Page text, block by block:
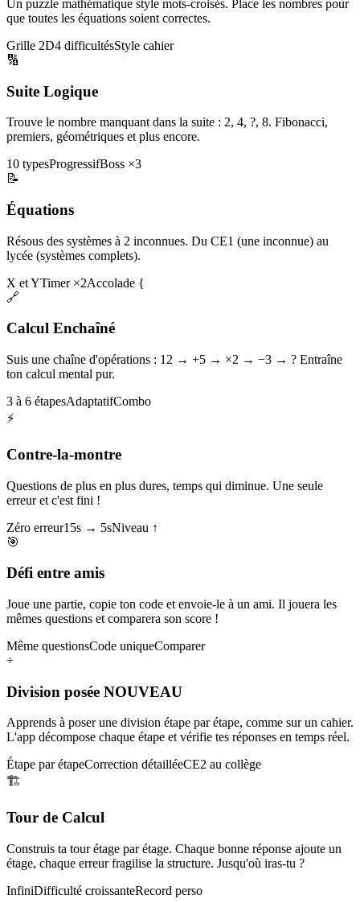
Un puzzle mathématique style mots-croisés. Place les nombres pour
que toutes les équations soient correctes.
Grille 2D4 difficultésStyle cahier
🔢
Suite Logique
Trouve le nombre manquant dans la suite : 2, 4, ?, 8. Fibonacci,
premiers, géométriques et plus encore.
10 typesProgressifBoss ×3
📝
Équations
Résous des systèmes à 2 inconnues. Du CE1 (une inconnue) au
lycée (systèmes complets).
X et YTimer ×2Accolade {
🔗
Calcul Enchaîné
Suis une chaîne d'opérations : 12 → +5 → ×2 → −3 → ? Entraîne
ton calcul mental pur.
3 à 6 étapesAdaptatifCombo
⚡
Contre-la-montre
Questions de plus en plus dures, temps qui diminue. Une seule
erreur et c'est fini !
Zéro erreur15s → 5sNiveau ↑
🎯
Défi entre amis
Joue une partie, copie ton code et envoie-le à un ami. Il jouera les
mêmes questions et comparera son score !
Même questionsCode uniqueComparer
÷
Division posée NOUVEAU
Apprends à poser une division étape par étape, comme sur un cahier.
L'app décompose chaque étape et vérifie tes réponses en temps réel.
Étape par étapeCorrection détailléeCE2 au collège
🏗️
Tour de Calcul
Construis ta tour étage par étage. Chaque bonne réponse ajoute un
étage, chaque erreur fragilise la structure. Jusqu'où iras-tu ?
InfiniDifficulté croissanteRecord perso